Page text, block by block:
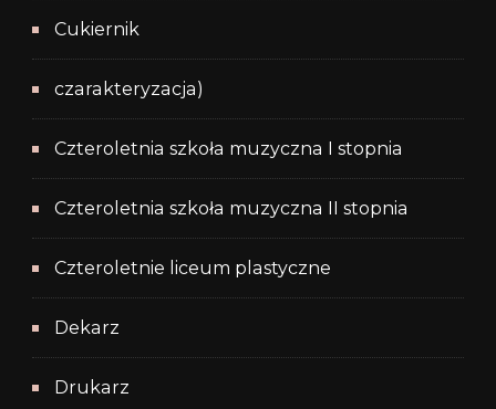
Cukiernik
czarakteryzacja)
Czteroletnia szkoła muzyczna I stopnia
Czteroletnia szkoła muzyczna II stopnia
Czteroletnie liceum plastyczne
Dekarz
Drukarz